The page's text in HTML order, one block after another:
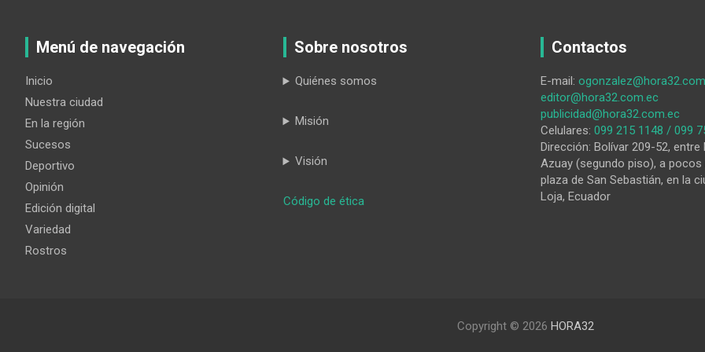
Menú de navegación
Inicio
Nuestra ciudad
En la región
Sucesos
Deportivo
Opinión
Edición digital
Variedad
Rostros
Sobre nosotros
Quiénes somos
Misión
Visión
Código de ética:
Contactos
E-mail:
editor@hora32.com.ec
publicidad@hora32.com.ec
Celulares: 099 215 1148 / 099
Dirección: Bolívar 209-52, entre
Azuay (segundo piso), a
plaza de San Sebastián, en la
Loja, Ecuador
Copyright © 2026 HORA32